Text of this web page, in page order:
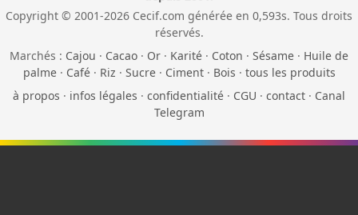
Copyright © 2001-2026 Cecif.com générée en 0,593s. Tous droits
réservés.
Marchés : Cajou · Cacao · Or · Karité · Coton · Sésame · Huile de
palme· Café· Riz · Sucre· Ciment· Bois · tous les produits
à propos · infos légales · confidentialité · CGU · contact · Canal
Telegram